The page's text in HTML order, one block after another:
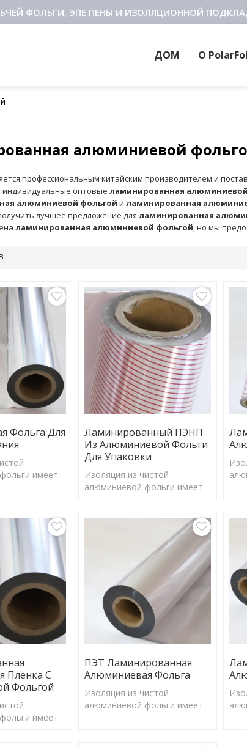
ФОЛЬГИ, ЭПЕ ПЕНЫ И ИЗОЛЯЦИОННОЙ
ДОМ О
алюминиевой
профессиональным китайским производителем и
индивидуальные оптовыеламинированная
алюминиевой фольгой иламинированная
лучшее предложение дляламинированная
ламинированная алюминиевой фольгой, но мы
Фольга Для
имеет
и
Ламинированный ПЭНП
Из Алюминиевой Фольги
Для Упаковки
Изоляция из чистой
алюминиевой фольги имеет
отражать большую часть
солнечной энергии и
барьерного излучения.
Пленка С
Фольгой
имеет
ПЭТ Ламинированная
Алюминиевая Фольга
Изоляция из чистой
алюминиевой фольги имеет